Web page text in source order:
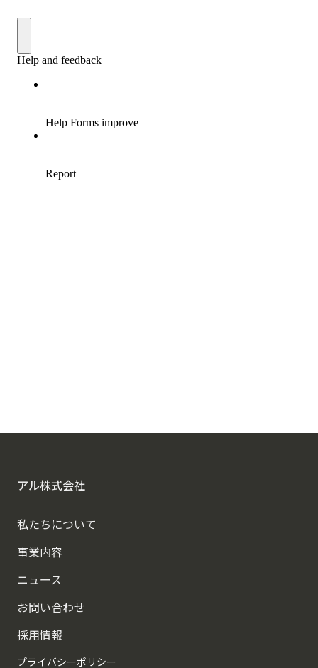
アル株式会社
私たちについて
事業内容
ニュース
お問い合わせ
採用情報
プライバシーポリシー